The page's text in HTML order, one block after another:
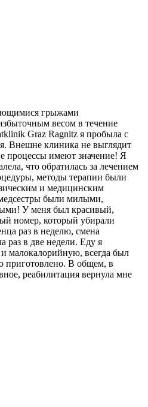
грыжами
весом в течение
Graz Ragnitz я пробыла с
Внешне клиника не выглядит
процессы имеют значение! Я
что обратилась за лечением
методы терапии были
и медицинским
были милыми,
У меня был красивый,
номер, который убирали
раз в неделю, смена
раз в две недели. Еду я
и малокалорийную, всегда был
приготовлено. В общем, в
реабилитация вернула мне